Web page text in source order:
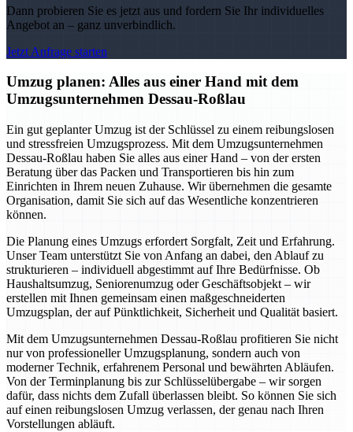
Dann probieren Sie es jetzt aus und fordern Sie Ihr individuelles
Angebot an – ganz unverbindlich.
Jetzt Anfrage starten
Umzug planen: Alles aus einer Hand mit dem
Umzugsunternehmen Dessau-Roßlau
Ein gut geplanter Umzug ist der Schlüssel zu einem reibungslosen
und stressfreien Umzugsprozess. Mit dem Umzugsunternehmen
Dessau-Roßlau haben Sie alles aus einer Hand – von der ersten
Beratung über das Packen und Transportieren bis hin zum
Einrichten in Ihrem neuen Zuhause. Wir übernehmen die gesamte
Organisation, damit Sie sich auf das Wesentliche konzentrieren
können.
Die Planung eines Umzugs erfordert Sorgfalt, Zeit und Erfahrung.
Unser Team unterstützt Sie von Anfang an dabei, den Ablauf zu
strukturieren – individuell abgestimmt auf Ihre Bedürfnisse. Ob
Haushaltsumzug, Seniorenumzug oder Geschäftsobjekt – wir
erstellen mit Ihnen gemeinsam einen maßgeschneiderten
Umzugsplan, der auf Pünktlichkeit, Sicherheit und Qualität basiert.
Mit dem Umzugsunternehmen Dessau-Roßlau profitieren Sie nicht
nur von professioneller Umzugsplanung, sondern auch von
moderner Technik, erfahrenem Personal und bewährten Abläufen.
Von der Terminplanung bis zur Schlüsselübergabe – wir sorgen
dafür, dass nichts dem Zufall überlassen bleibt. So können Sie sich
auf einen reibungslosen Umzug verlassen, der genau nach Ihren
Vorstellungen abläuft.